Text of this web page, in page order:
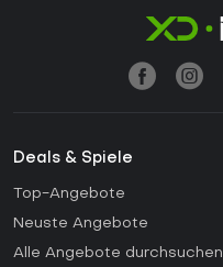
Deals & Spiele
Top-Angebote
Neuste Angebote
Alle Angebote durchsuchen